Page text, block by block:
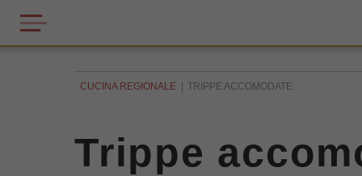
CUCINA REGIONALE TRIPPE ACCOMODATE
Trippe